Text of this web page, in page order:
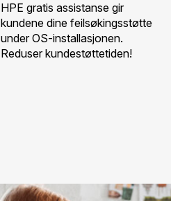
HPE gratis assistanse gir
kundene dine feilsøkingsstøtte
under OS-installasjonen.
Reduser kundestøttetiden!